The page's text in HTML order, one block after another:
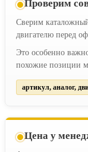
Проверим
Сверим
двигателю перед
Это особенно
похожие позиции
артикул, аналог,
Цена у